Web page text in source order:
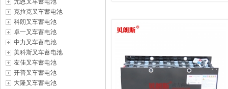
尤恩叉车蓄电池
克拉克叉车蓄电池
科朗叉车蓄电池
卓一叉车蓄电池
中力叉车蓄电池
美科斯叉车蓄电池
友佳叉车蓄电池
开普叉车蓄电池
大隆叉车蓄电池